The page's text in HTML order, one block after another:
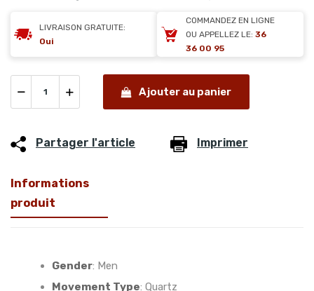
LIVRAISON GRATUITE:
Oui
COMMANDEZ EN LIGNE
OU APPELLEZ LE: 36
36 00 95
Ajouter au panier
Partager l'article Imprimer
Informations
produit
Gender: Men
Movement Type: Quartz